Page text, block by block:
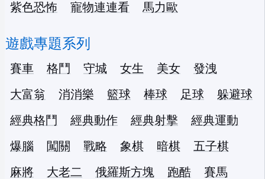
紫色恐怖
寵物連連看 馬力歐
遊戲專題系列
賽車 格鬥 守城 女生 美女
發洩
大富翁
消消樂 籃球 棒球 足球
躲避球
經典格鬥
經典動作 經典射擊
經典運動
爆腦
闖關 戰略 象棋 暗棋
五子棋
麻將
大老二 俄羅斯方塊 跑酷
賽馬